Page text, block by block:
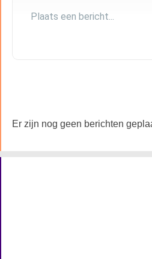
Er zijn nog geen berichten